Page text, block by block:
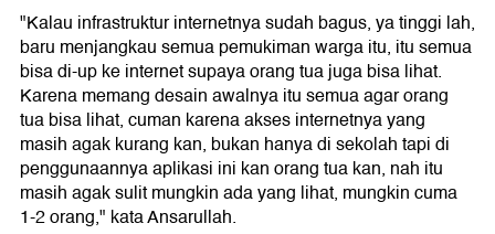
"Kalau infrastruktur internetnya sudah bagus, ya tinggi lah,
baru menjangkau semua pemukiman warga itu, itu semua
bisa di-up ke internet supaya orang tua juga bisa lihat.
Karena memang desain awalnya itu semua agar orang
tua bisa lihat, cuman karena akses internetnya yang
masih agak kurang kan, bukan hanya di sekolah tapi di
penggunaannya aplikasi ini kan orang tua kan, nah itu
masih agak sulit mungkin ada yang lihat, mungkin cuma
1-2 orang," kata Ansarullah.